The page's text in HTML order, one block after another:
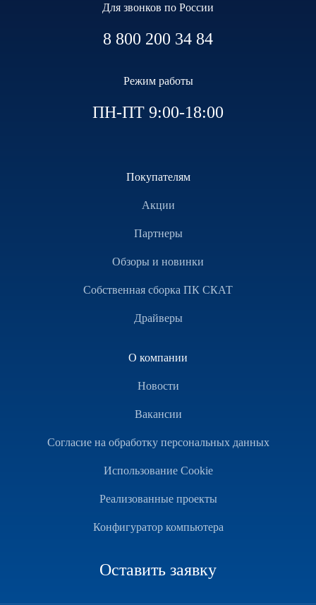
Для звонков по России
8 800 200 34 84
Режим работы
ПН-ПТ 9:00-18:00
Покупателям
Акции
Партнеры
Обзоры и новинки
Собственная сборка ПК СКАТ
Драйверы
О компании
Новости
Вакансии
Согласие на обработку персональных данных
Использование Cookie
Реализованные проекты
Конфигуратор компьютера
Оставить заявку